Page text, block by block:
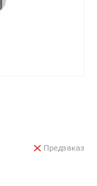
Предзаказ